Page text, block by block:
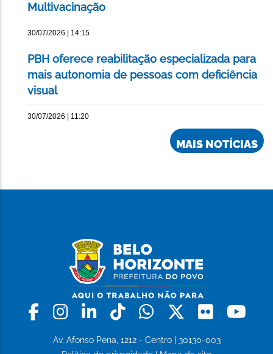
Multivacinação
30/07/2026 | 14:15
PBH oferece reabilitação especializada para
mais autonomia de pessoas com deficiência
visual
30/07/2026 | 11:20
MAIS NOTÍCIAS
Facebook
Instagram
LinkedinTiktokWhatsapp
X Flickr
Av. Afonso Pena, 1212 - Centro | 30130-003